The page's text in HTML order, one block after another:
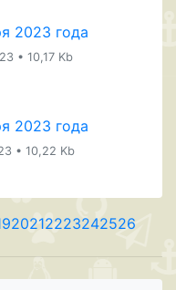
2023 года
• 10,17 Kb
2023 года
• 10,22 Kb
20212223242526